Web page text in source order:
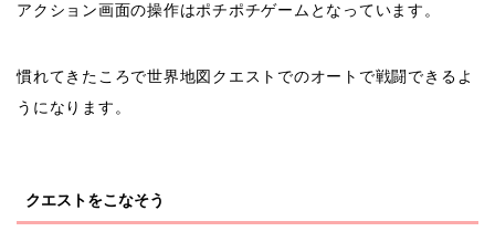
アクション画面の操作はポチポチゲームとなっています。
慣れてきたころで世界地図クエストでのオートで戦闘できるよ
うになります。
クエストをこなそう